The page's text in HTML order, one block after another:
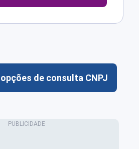
de consulta CNPJ